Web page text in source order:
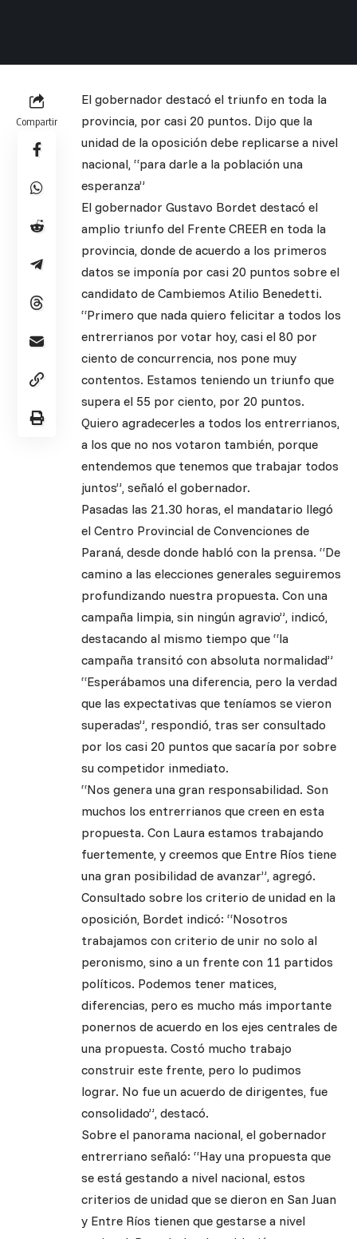
Compartir
El gobernador destacó el triunfo en toda la
provincia, por casi 20 puntos. Dijo que la
unidad de la oposición debe replicarse a nivel
nacional, “para darle a la población una
esperanza”
El gobernador Gustavo Bordet destacó el
amplio triunfo del Frente CREER en toda la
provincia, donde de acuerdo a los primeros
datos se imponía por casi 20 puntos sobre el
candidato de Cambiemos Atilio Benedetti.
“Primero que nada quiero felicitar a todos los
entrerrianos por votar hoy, casi el 80 por
ciento de concurrencia, nos pone muy
contentos. Estamos teniendo un triunfo que
supera el 55 por ciento, por 20 puntos.
Quiero agradecerles a todos los entrerrianos,
a los que no nos votaron también, porque
entendemos que tenemos que trabajar todos
juntos”, señaló el gobernador.
Pasadas las 21.30 horas, el mandatario llegó
el Centro Provincial de Convenciones de
Paraná, desde donde habló con la prensa. “De
camino a las elecciones generales seguiremos
profundizando nuestra propuesta. Con una
campaña limpia, sin ningún agravio”, indicó,
destacando al mismo tiempo que “la
campaña transitó con absoluta normalidad”
“Esperábamos una diferencia, pero la verdad
que las expectativas que teníamos se vieron
superadas”, respondió, tras ser consultado
por los casi 20 puntos que sacaría por sobre
su competidor inmediato.
“Nos genera una gran responsabilidad. Son
muchos los entrerrianos que creen en esta
propuesta. Con Laura estamos trabajando
fuertemente, y creemos que Entre Ríos tiene
una gran posibilidad de avanzar”, agregó.
Consultado sobre los criterio de unidad en la
oposición, Bordet indicó: “Nosotros
trabajamos con criterio de unir no solo al
peronismo, sino a un frente con 11 partidos
políticos. Podemos tener matices,
diferencias, pero es mucho más importante
ponernos de acuerdo en los ejes centrales de
una propuesta. Costó mucho trabajo
construir este frente, pero lo pudimos
lograr. No fue un acuerdo de dirigentes, fue
consolidado”, destacó.
Sobre el panorama nacional, el gobernador
entrerriano señaló: “Hay una propuesta que
se está gestando a nivel nacional, estos
criterios de unidad que se dieron en San Juan
y Entre Ríos tienen que gestarse a nivel